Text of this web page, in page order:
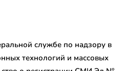
службе по надзору в
технологий и массовых